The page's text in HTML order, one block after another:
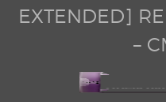
EXTENDED]
–